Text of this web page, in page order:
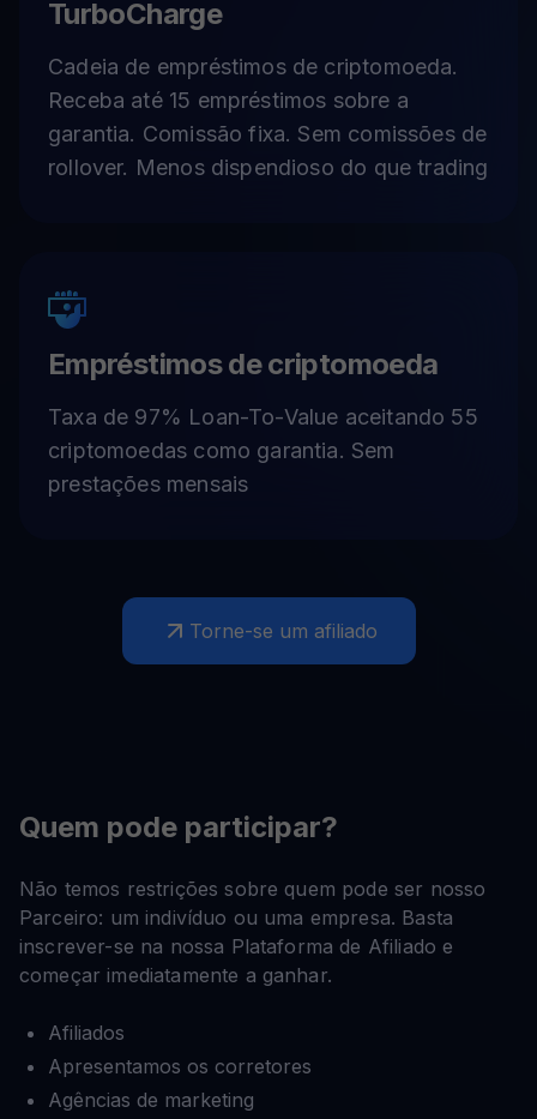
TurboCharge
Cadeia de empréstimos de criptomoeda.
Receba até 15 empréstimos sobre a
garantia. Comissão fixa. Sem comissões de
rollover. Menos dispendioso do que trading
Empréstimos de criptomoeda
Taxa de 97% Loan-To-Value aceitando 55
criptomoedas como garantia. Sem
prestações mensais
Torne-se um afiliado
Quem pode participar?
Não temos restrições sobre quem pode ser nosso
Parceiro: um indivíduo ou uma empresa. Basta
inscrever-se na nossa Plataforma de Afiliado e
começar imediatamente a ganhar.
Afiliados
Apresentamos os corretores
Agências de marketing